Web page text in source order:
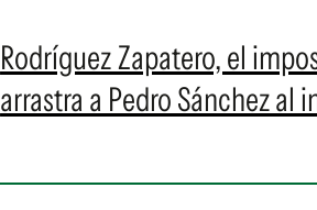
Rodríguez Zapatero, el
arrastra a Pedro Sánchez al